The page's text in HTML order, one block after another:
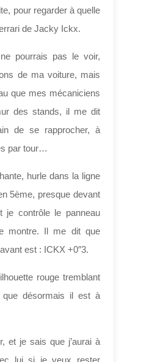
pour regarder à quelle
de Jacky Ickx.
pourrais pas le voir,
de ma voiture, mais
que mes mécaniciens
des stands, il me dit
de se rapprocher, à
par tour…
hurle dans la ligne
5ème, presque devant
je contrôle le panneau
montre. Il me dit que
est : ICKX +0″3.
rouge tremblant
désormais il est à
et je sais que j’aurai à
lui si je veux rester